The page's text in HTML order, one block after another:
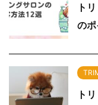
ト
のポ
ト